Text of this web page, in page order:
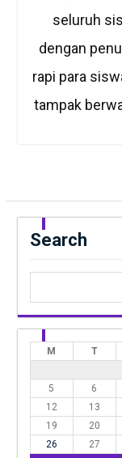
seluruh
dengan
rapi para
tampak
Search
M T
5
6
12
13
19
20
26
27